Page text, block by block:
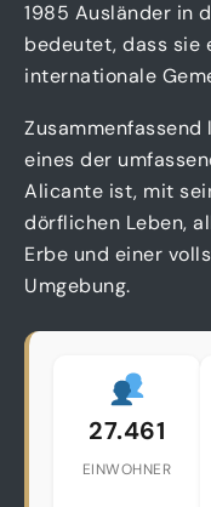
1985 Ausländer in
bedeutet, dass sie
internationale
Zusammenfassend
eines der
Alicante ist, mit
dörflichen Leben,
Erbe und einer
Umgebung.
27.461
EINWOHNER